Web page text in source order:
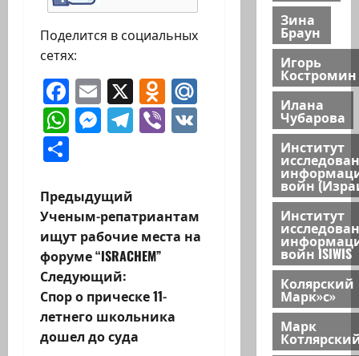
Поделится в социальных
сетях:
Facebook
Email
X Odnoklassniki
Mail.Ru
WhatsApp
Messenger
Telegram
Viber
Н
а
в
и
г
Предыдущий
Ученым-репатриантам
ищут рабочие места на
форуме “ISRACHEM”
Следующий:
Спор о прическе 11-
летнего школьника
дошел до суда
Зина
Браун
Игорь
Костромин
Илана
Чубарова
Институт
войн
Институт
войн ISIWIS
Колярский
Марк»с»
Марк